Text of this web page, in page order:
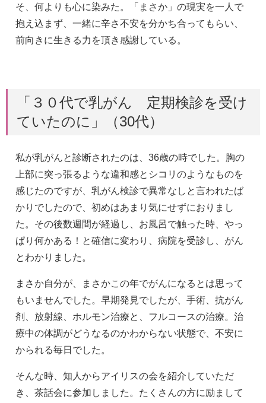
そ、何よりも心に染みた。「まさか」の現実を一人で
抱え込まず、一緒に辛さ不安を分かち合ってもらい、
前向きに生きる力を頂き感謝している。
「３０代で乳がん 定期検診を受け
ていたのに」（30代）
私が乳がんと診断されたのは、36歳の時でした。胸の
上部に突っ張るような違和感とシコリのようなものを
感じたのですが、乳がん検診で異常なしと言われたば
かりでしたので、初めはあまり気にせずにおりまし
た。その後数週間が経過し、お風呂で触った時、やっ
ぱり何かある！と確信に変わり、病院を受診し、がん
とわかりました。
まさか自分が、まさかこの年でがんになるとは思って
もいませんでした。早期発見でしたが、手術、抗がん
剤、放射線、ホルモン治療と、フルコースの治療。治
療中の体調がどうなるのかわからない状態で、不安に
かられる毎日でした。
そんな時、知人からアイリスの会を紹介していただ
き、茶話会に参加しました。たくさんの方に励まして